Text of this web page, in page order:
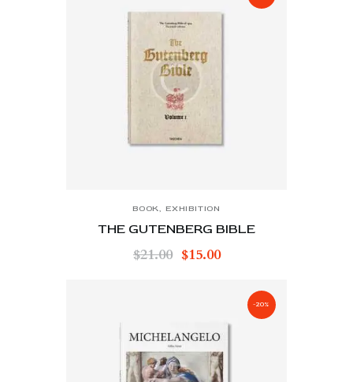
BOOK, EXHIBITION
THE GUTENBERG BIBLE
$21.00 $15.00
-20%